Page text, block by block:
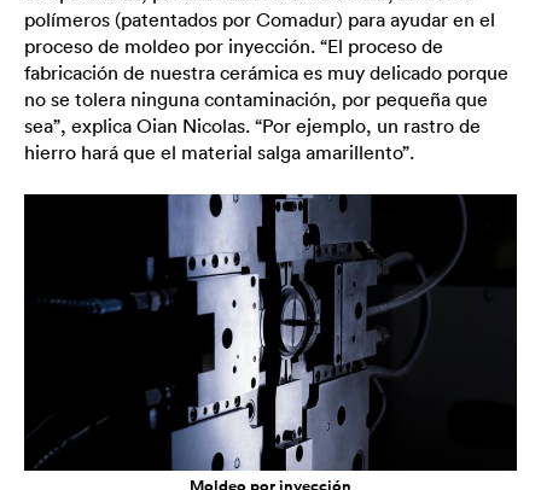
polímeros (patentados por Comadur) para ayudar en el
proceso de moldeo por inyección. “El proceso de
fabricación de nuestra cerámica es muy delicado porque
no se tolera ninguna contaminación, por pequeña que
sea”, explica Oian Nicolas. “Por ejemplo, un rastro de
hierro hará que el material salga amarillento”.